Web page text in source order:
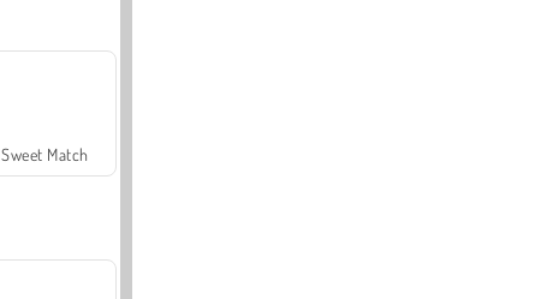
Sweet Match